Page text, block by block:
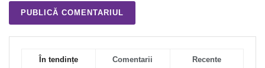
În tendințe Comentarii Recente